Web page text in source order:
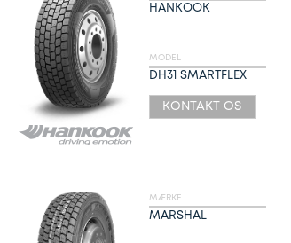
HANKOOK
MODEL
DH31 SMARTFLEX
KONTAKT OS
MÆRKE
MARSHAL